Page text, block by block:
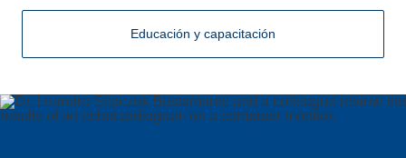
Educación y capacitación